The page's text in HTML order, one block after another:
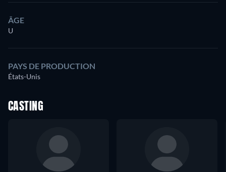
ÂGE
U
PAYS DE PRODUCTION
États-Unis
CASTING